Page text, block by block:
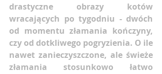
drastyczne obrazy kotów
wracających po tygodniu - dwóch
od momentu złamania kończyny,
czy od dotkliwego pogryzienia. O ile
nawet zanieczyszczone, ale świeże
złamania stosunkowo łatwo